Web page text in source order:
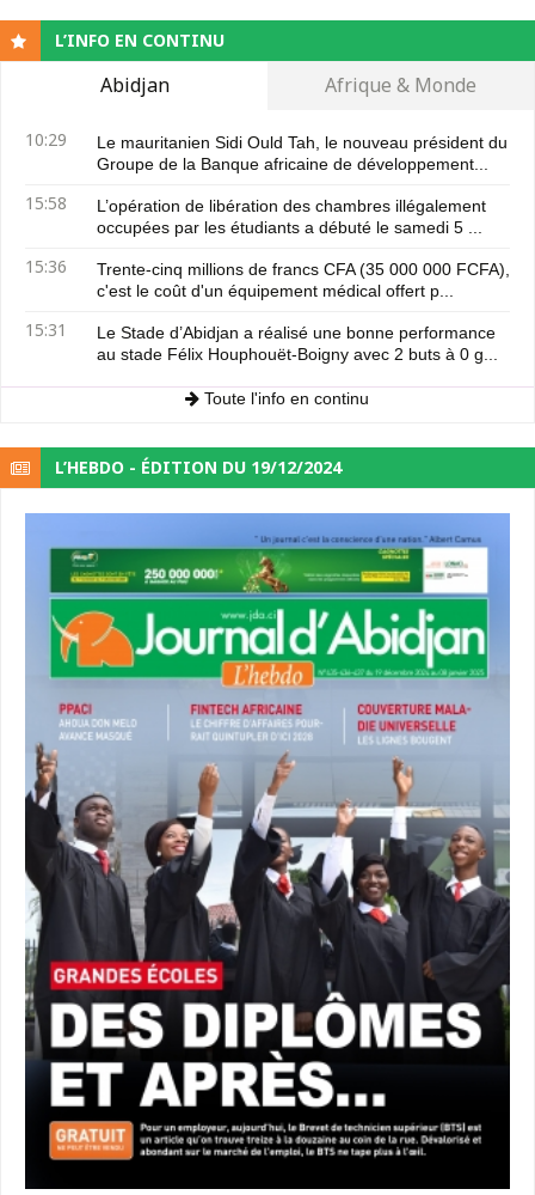
L’INFO EN CONTINU
Abidjan Afrique & Monde
10:29
Le mauritanien Sidi Ould Tah, le nouveau président du
Groupe de la Banque africaine de développement...
15:58
L’opération de libération des chambres illégalement
occupées par les étudiants a débuté le samedi 5 ...
15:36
Trente-cinq millions de francs CFA (35 000 000 FCFA),
c'est le coût d'un équipement médical offert p...
15:31
Le Stade d’Abidjan a réalisé une bonne performance
au stade Félix Houphouët-Boigny avec 2 buts à 0 g...
Toute l'info en continu
L’HEBDO - ÉDITION DU 19/12/2024